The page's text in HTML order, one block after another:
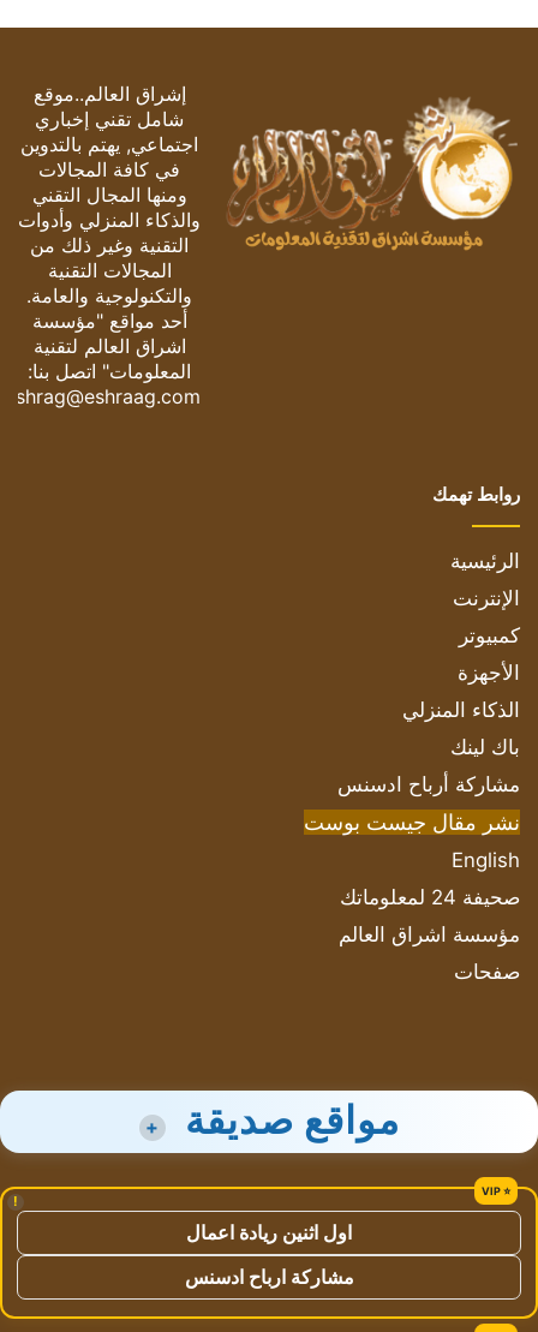
إشراق العالم..موقع
شامل تقني إخباري
اجتماعي, يهتم بالتدوين
في كافة المجالات
ومنها المجال التقني
والذكاء المنزلي وأدوات
التقنية وغير ذلك من
المجالات التقنية
والتكنولوجية والعامة.
أحد مواقع "مؤسسة
اشراق العالم لتقنية
المعلومات" اتصل بنا:
eshrag@eshraag.com
روابط تهمك
الرئيسية
الإنترنت
كمبيوتر
الأجهزة
الذكاء المنزلي
باك لينك
مشاركة أرباح ادسنس
نشر مقال جيست بوست
English
صحيفة 24 لمعلوماتك
مؤسسة اشراق العالم
صفحات
مواقع صديقة +
!
اول اثنين ريادة اعمال
مشاركة ارباح ادسنس